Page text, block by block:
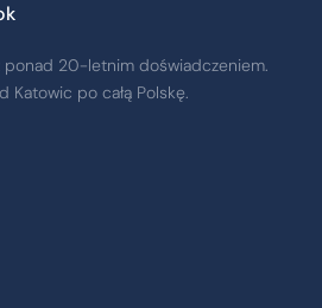
20-letnim doświadczeniem.
Katowic po całą Polskę.